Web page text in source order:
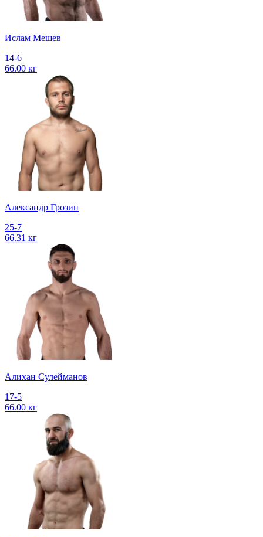
Ислам Мешев
14-6
66.00 кг
Александр Грозин
25-7
66.31 кг
Алихан Сулейманов
17-5
66.00 кг